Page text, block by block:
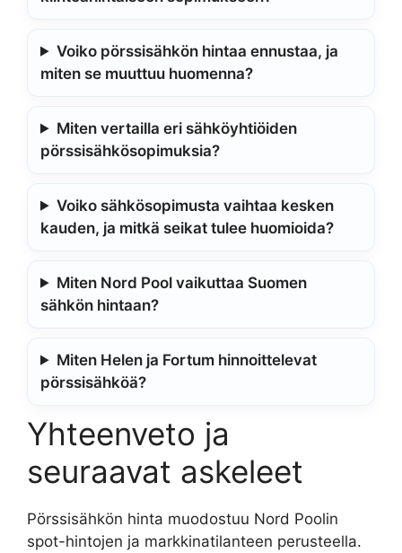
Voiko pörssisähkön hintaa ennustaa, ja
miten se muuttuu huomenna?
Miten vertailla eri sähköyhtiöiden
pörssisähkösopimuksia?
Voiko sähkösopimusta vaihtaa kesken
kauden, ja mitkä seikat tulee huomioida?
Miten Nord Pool vaikuttaa Suomen
sähkön hintaan?
Miten Helen ja Fortum hinnoittelevat
pörssisähköä?
Yhteenveto ja
seuraavat askeleet
Pörssisähkön hinta muodostuu Nord Poolin
spot-hintojen ja markkinatilanteen perusteella.